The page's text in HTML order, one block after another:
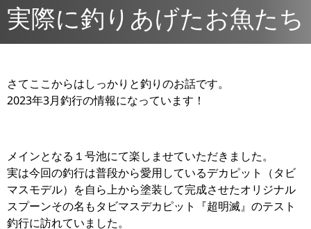
実際に釣りあげたお魚たち
さてここからはしっかりと釣りのお話です。
2023年3月釣行の情報になっています！
メインとなる１号池にて楽しませていただきました。
実は今回の釣行は普段から愛用しているデカピット（タビ
マスモデル）を自ら上から塗装して完成させたオリジナル
スプーンその名もタビマスデカピット『超明滅』のテスト
釣行に訪れていました。